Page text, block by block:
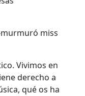
miss
Vivimos en
derecho a
qué os ha